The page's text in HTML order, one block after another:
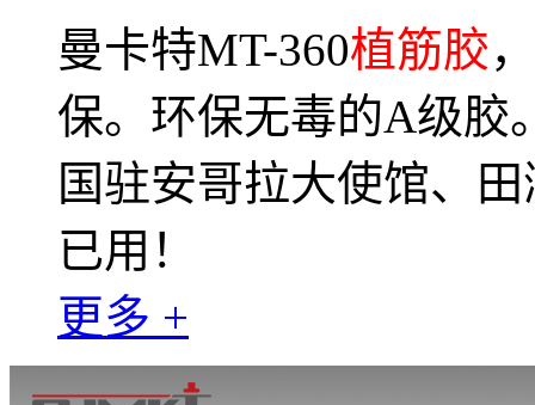
曼卡特MT-360植筋胶
保。环保无毒的A级胶
国驻安哥拉大使馆、
已用！
更多 +